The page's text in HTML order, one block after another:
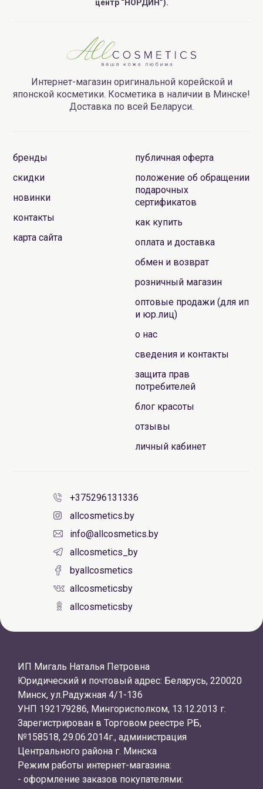
выравнивает мелкие морщины, выравнивает тон
кожи, стимулируют обновление клеток кожи,
помогают бороться с черными точками, эффективны
против акне.
всегда сможете как в нашем интернет-магазине, так и в
наших розничных магазинах, здесь-же Вы можете
получить полноценную профессиональную
консультацию.
центр “НОРДИН”).
Интернет-магазин оригинальной корейской и
японской косметики. Косметика в наличии в Минске!
Доставка по всей Беларуси.
бренды
скидки
новинки
контакты
карта сайта
публичная оферта
положение об обращении
подарочных
сертификатов
как купить
оплата и доставка
обмен и возврат
розничный магазин
оптовые продажи (для ип
и юр.лиц)
о нас
сведения и контакты
защита прав
потребителей
блог красоты
отзывы
личный кабинет
+375296131336
allcosmetics.by
info@allcosmetics.by
allcosmetics_by
byallcosmetics
allcosmeticsby
allcosmeticsby
ИП Мигаль Наталья Петровна
Юридический и почтовый адрес: Беларусь, 220020
Минск, ул.Радужная 4/1-136
УНП 192179286, Мингорисполком, 13.12.2013 г.
Зарегистрирован в Торговом реестре РБ,
№158518, 29.06.2014г., администрация
Центрального района г. Минска
Режим работы интернет-магазина:
- оформление заказов покупателями: